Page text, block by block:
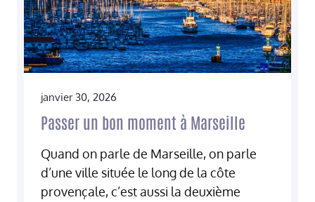
janvier 30, 2026
Passer un bon moment à Marseille
Quand on parle de Marseille, on parle
d’une ville située le long de la côte
provençale, c’est aussi la deuxième